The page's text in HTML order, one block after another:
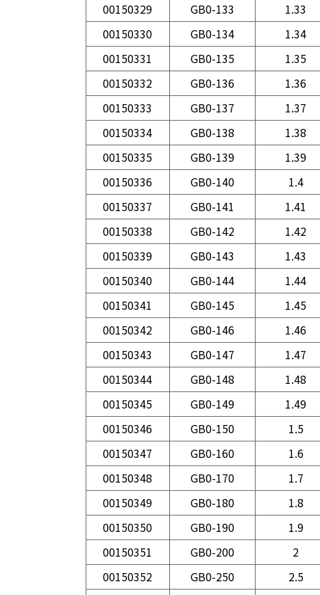
00150329
GB0-133 1.33
00150330
GB0-134 1.34
00150331
GB0-135 1.35
00150332
GB0-136 1.36
00150333
GB0-137 1.37
00150334
GB0-138 1.38
00150335
GB0-139 1.39
00150336
GB0-140 1.4
00150337
GB0-141 1.41
00150338
GB0-142 1.42
00150339
GB0-143 1.43
00150340
GB0-144 1.44
00150341
GB0-145 1.45
00150342
GB0-146 1.46
00150343
GB0-147 1.47
00150344
GB0-148 1.48
00150345
GB0-149 1.49
00150346
GB0-150 1.5
00150347
GB0-160 1.6
00150348
GB0-170 1.7
00150349
GB0-180 1.8
00150350
GB0-190 1.9
00150351
GB0-200 2
00150352
GB0-250 2.5